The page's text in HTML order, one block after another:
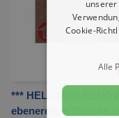
*** HELL UND
ebenerdiger Dusche
Cookie-
Alle